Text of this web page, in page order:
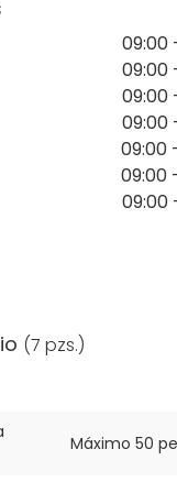
de tener todo
pasos. La
a solo 15
líneas de
hacer de tu
específica para
09:00
09:00
09:00
09:00
09:00
09:00
09:00
(7 pzs.)
Máximo 50